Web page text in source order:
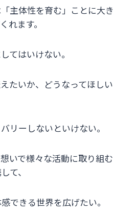
主体性を育む」ことに大き
れます。
てはいけない。
たいか、どうなってほしい
リーしないといけない。
いで様々な活動に取り組む
て、
できる世界を広げたい。